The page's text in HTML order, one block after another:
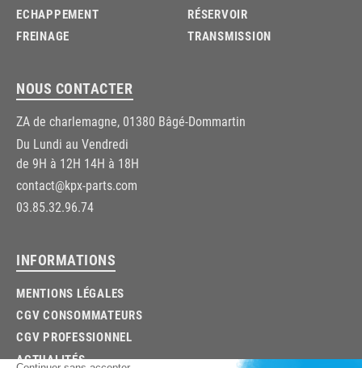
ECHAPPEMENT
FREINAGE
RÉSERVOIR
TRANSMISSION
NOUS CONTACTER
ZA de charlemagne, 01380 Bâgé-Dommartin
Du Lundi au Vendredi
de 9H à 12H 14H à 18H
contact@kpx-parts.com
03.85.32.96.74
INFORMATIONS
MENTIONS LÉGALES
CGV CONSOMMATEURS
CGV PROFESSIONNEL
ACTUALITÉS